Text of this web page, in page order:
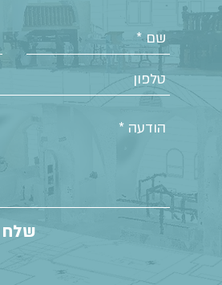
שלח